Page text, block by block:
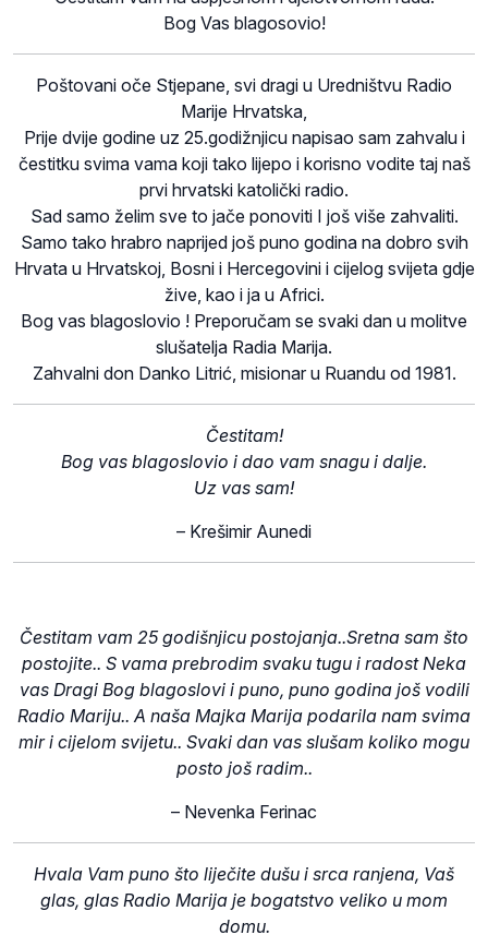
Bog Vas blagosovio!
Poštovani oče Stjepane, svi dragi u Uredništvu Radio
Marije Hrvatska,
Prije dvije godine uz 25.godižnjicu napisao sam zahvalu i
čestitku svima vama koji tako lijepo i korisno vodite taj naš
prvi hrvatski katolički radio.
Sad samo želim sve to jače ponoviti I još više zahvaliti.
Samo tako hrabro naprijed još puno godina na dobro svih
Hrvata u Hrvatskoj, Bosni i Hercegovini i cijelog svijeta gdje
žive, kao i ja u Africi.
Bog vas blagoslovio ! Preporučam se svaki dan u molitve
slušatelja Radia Marija.
Zahvalni don Danko Litrić, misionar u Ruandu od 1981.
Čestitam!
Bog vas blagoslovio i dao vam snagu i dalje.
Uz vas sam!
– Krešimir Aunedi
Čestitam vam 25 godišnjicu postojanja..Sretna sam što
postojite.. S vama prebrodim svaku tugu i radost Neka
vas Dragi Bog blagoslovi i puno, puno godina još vodili
Radio Mariju.. A naša Majka Marija podarila nam svima
mir i cijelom svijetu.. Svaki dan vas slušam koliko mogu
posto još radim..
– Nevenka Ferinac
Hvala Vam puno što liječite dušu i srca ranjena, Vaš
glas, glas Radio Marija je bogatstvo veliko u mom
domu.